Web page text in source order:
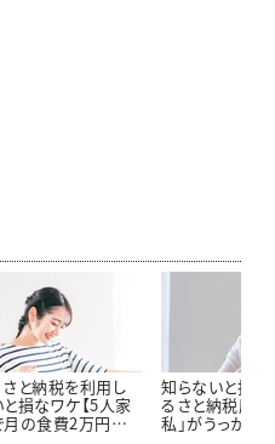
と納税を利用し
損なワケ【5人家
月の食費2万円台
知らないと損をす
るさと納税歴10
私」がうっかりし